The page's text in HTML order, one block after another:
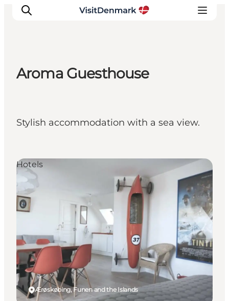
Quoi faire
Hébergements
Aroma Guesthouse
Stylish accommodation with a sea view.
Ærøskøbing, Funen and the Islands
Hotels